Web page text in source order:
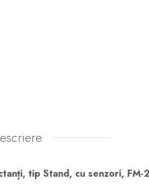
tip Stand, cu senzori, FM-